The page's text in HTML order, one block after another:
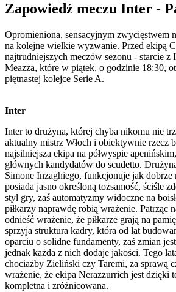
Zapowiedź meczu Inter -
Opromieniona, sensacyjnym zwycięstwem
na kolejne wielkie wyzwanie. Przed ekipą
najtrudniejszych meczów sezonu - starcie z
Meazza, które w piątek, o godzinie 18:30,
piętnastej kolejce Serie A.
Inter
Inter to drużyna, której chyba nikomu nie
aktualny mistrz Włoch i obiektywnie rzecz
najsilniejsza ekipa na półwyspie
głównych kandydatów do scudetto.
Simone Inzaghiego, funkcjonuje jak dobrze
posiada jasno określoną tożsamość, ściśle
styl gry, zaś automatyzmy widoczne na
piłkarzy naprawdę robią wrażenie. Patrząc
odnieść wrażenie, że piłkarze grają na
sprzyja struktura kadry, która od lat
oparciu o solidne fundamenty, zaś zmian
jednak każda z nich dodaje jakości. Tego
chociażby Zieliński czy Taremi, za sprawą
wrażenie, że ekipa Nerazzurrich jest dzięki
kompletna i zróżnicowana.